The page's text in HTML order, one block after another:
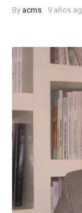
By acms 9 años